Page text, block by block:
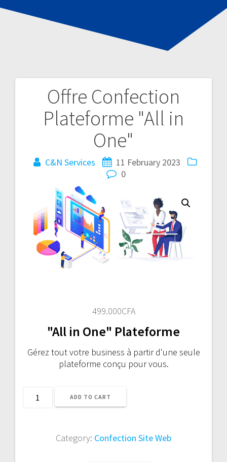
Offre Confection
Plateforme "All in
One"
C&N Services
11 February 2023
0
499.000CFA
"All in One" Plateforme
Gérez tout votre business à partir d'une seule
plateforme conçu pour vous.
Offre
Confection
ADD TO CART
Category: Confection Site Web
Post
navigation